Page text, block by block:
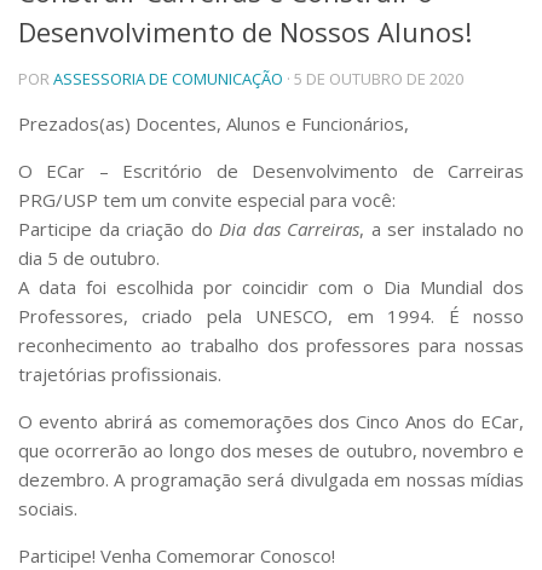
Telefones e Mapas
Pessoas
Ensino
Graduação
Educação a distância
Cursos de Extensão
Pesquisa e Inovação
Linhas de Pesquisa
Centros, Núcleos e Projetos em Rede
Pós-doutorado
Iniciação Científica
Transferência de Tecnologia
Extensão à Comunidade
Projetos, Programas e Cursos
Artes, Cultura e Esportes
Museus e Espaços Interativos
Serviços
Desenvolvimento de Nossos Alunos!
PORASSESSORIA DE COMUNICAÇÃO · 5 DE OUTUBRO DE 2020
Prezados(as) Docentes, Alunos e Funcionários,
O ECar – Escritório de Desenvolvimento de Carreiras
PRG/USP tem um convite especial para você:
Participe da criação do Dia das Carreiras, a ser instalado no
dia 5 de outubro.
A data foi escolhida por coincidir com o Dia Mundial dos
Professores, criado pela UNESCO, em 1994. É nosso
reconhecimento ao trabalho dos professores para nossas
trajetórias profissionais.
O evento abrirá as comemorações dos Cinco Anos do ECar,
que ocorrerão ao longo dos meses de outubro, novembro e
dezembro. A programação será divulgada em nossas mídias
sociais.
Participe! Venha Comemorar Conosco!